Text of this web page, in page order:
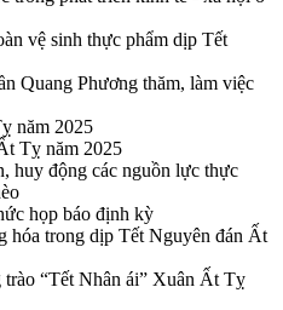
vệ sinh thực phẩm dịp Tết
Quang Phương thăm, làm việc
năm 2025
Tỵ năm 2025
huy động các nguồn lực thực
họp báo định kỳ
hóa trong dịp Tết Nguyên đán Ất
“Tết Nhân ái” Xuân Ất Tỵ